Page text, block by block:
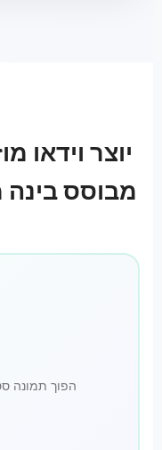
מבוסס בינה
הפוך תמונה